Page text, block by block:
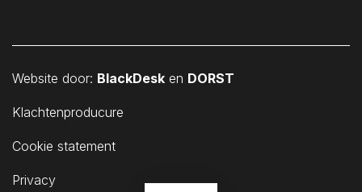
Website door: BlackDesk en DORST
Klachtenproducure
Cookie statement
Privacy